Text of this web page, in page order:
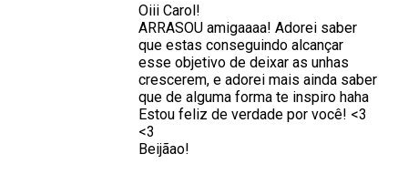
Oiii Carol!
ARRASOU amigaaaa! Adorei saber
que estas conseguindo alcançar
esse objetivo de deixar as unhas
crescerem, e adorei mais ainda saber
que de alguma forma te inspiro haha
Estou feliz de verdade por você! <3
<3
Beijãao!